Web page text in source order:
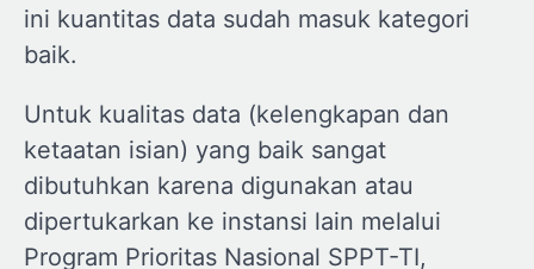
ini kuantitas data sudah masuk kategori
baik.
Untuk kualitas data (kelengkapan dan
ketaatan isian) yang baik sangat
dibutuhkan karena digunakan atau
dipertukarkan ke instansi lain melalui
Program Prioritas Nasional SPPT-TI,